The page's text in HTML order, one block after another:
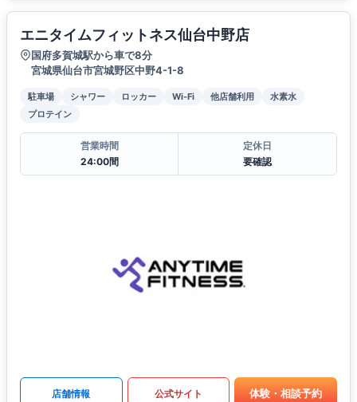
エニタイムフィットネス仙台中野店
国府多賀城駅から車で8分
宮城県仙台市宮城野区中野4-1-8
駐車場 シャワー ロッカー Wi-Fi 他店舗利用
水素水
プロテイン
営業時間
24:00間
定休日
要確認
店舗情報 公式サイト 体験・相談予約